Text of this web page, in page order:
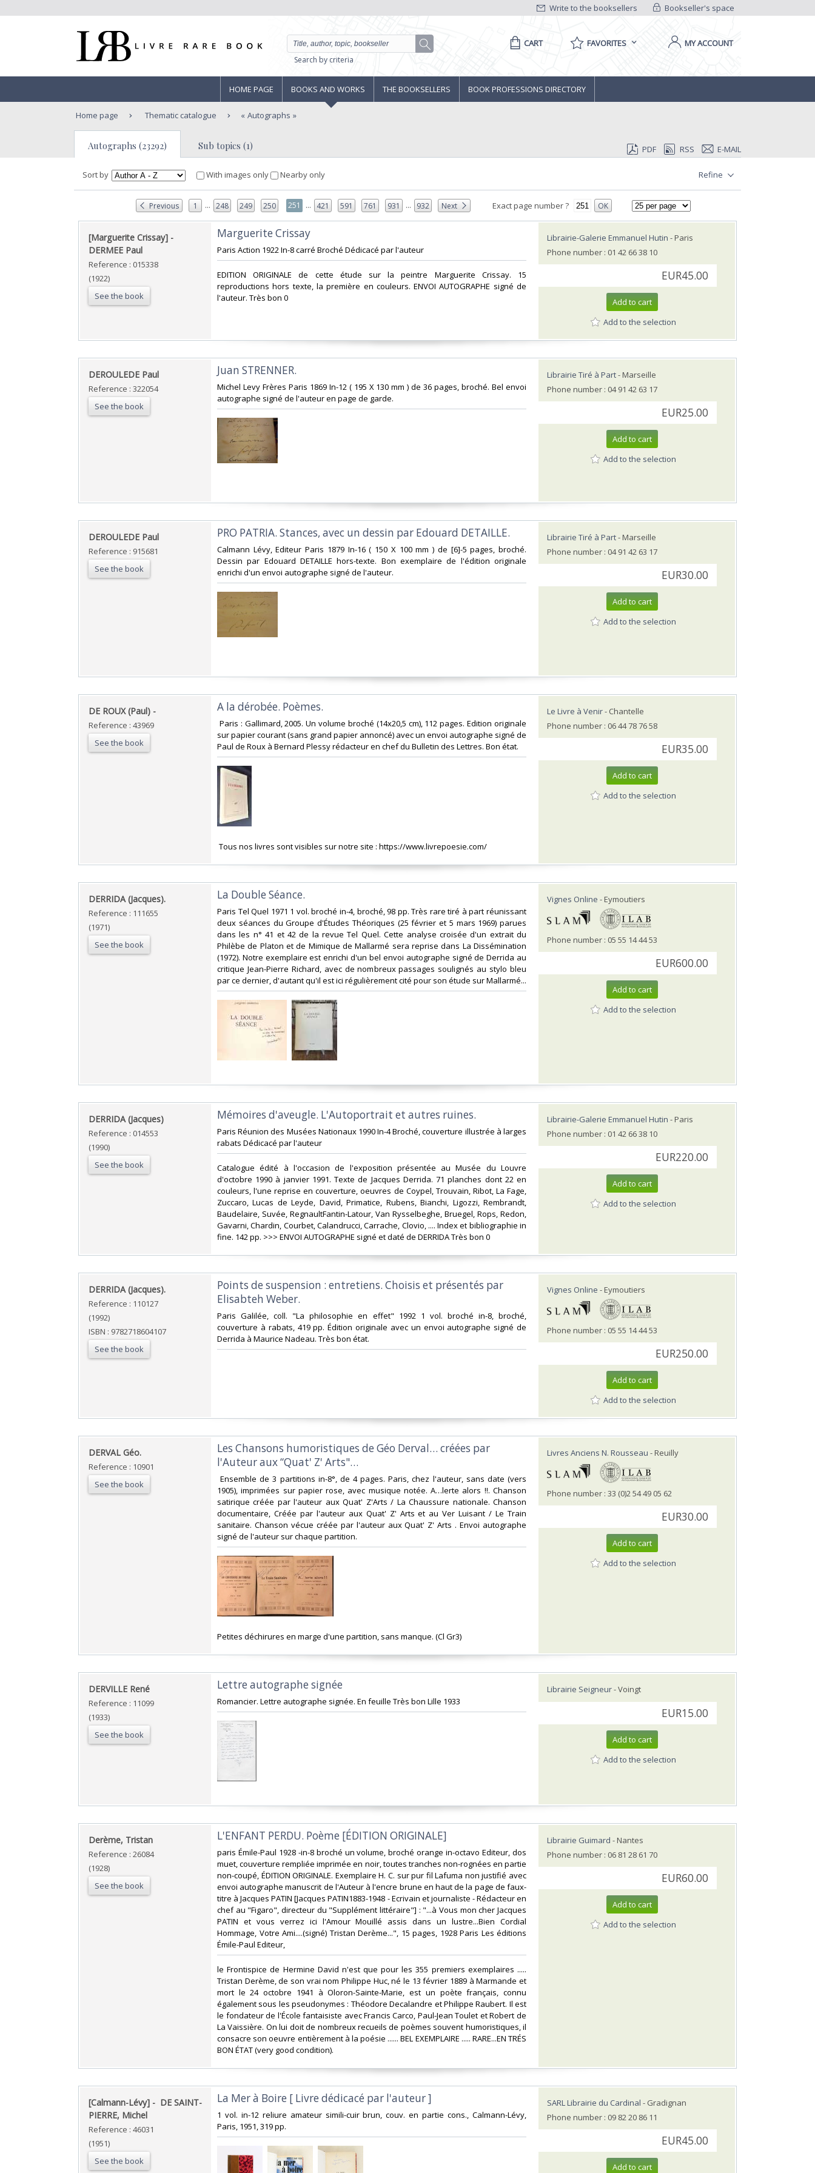
Bookseller's space
Write to the booksellers
Search by criteria
CART FAVORITES MY ACCOUNT
HOME PAGE BOOKS AND WORKS THE BOOKSELLERS BOOK PROFESSIONS DIRECTORY
Home page Thematic catalogue Autographs
Autographs (23292) Sub topics (1) PDF RSS E-MAIL
Sort by With images only Nearby only Refine
Previous 1 ... 248 249 250 251 ... 421 591 761 931 ... 932 Next Exact page number ? OK
‎[Marguerite Crissay] - ‎
‎DERMEE Paul‎
Reference : 015338
(1922)
See the book
‎Marguerite Crissay‎
‎Paris Action 1922 In-8 carré Broché Dédicacé par l'auteur‎
‎EDITION ORIGINALE de cette étude sur la peintre Marguerite Crissay. 15
reproductions hors texte, la première en couleurs. ENVOI AUTOGRAPHE signé de
l'auteur. Très bon 0‎
Librairie-Galerie Emmanuel Hutin - Paris
Phone number : 01 42 66 38 10
EUR45.00
Add to cart
Add to the selection
‎DEROULEDE Paul‎
Reference : 322054
See the book
‎Juan STRENNER.‎
‎Michel Levy Frères Paris 1869 In-12 ( 195 X 130 mm ) de 36 pages, broché. Bel envoi
autographe signé de l'auteur en page de garde.‎
Librairie Tiré à Part- Marseille
Phone number : 04 91 42 63 17
EUR25.00
Add to cart
Add to the selection
‎DEROULEDE Paul‎
Reference : 915681
See the book
‎PRO PATRIA. Stances, avec un dessin par Edouard DETAILLE.‎
‎Calmann Lévy, Editeur Paris 1879 In-16 ( 150 X 100 mm ) de [6]-5 pages, broché.
Dessin par Edouard DETAILLE hors-texte. Bon exemplaire de l'édition originale
enrichi d'un envoi autographe signé de l'auteur.‎
Librairie Tiré à Part- Marseille
Phone number : 04 91 42 63 17
EUR30.00
Add to cart
Add to the selection
‎DE ROUX (Paul) -‎
Reference : 43969
See the book
‎A la dérobée. Poèmes. ‎
‎ Paris : Gallimard, 2005. Un volume broché (14x20,5 cm), 112 pages. Edition originale
sur papier courant (sans grand papier annoncé) avec un envoi autographe signé de
Paul de Roux à Bernard Plessy rédacteur en chef du Bulletin des Lettres. Bon état. ‎
‎ Tous nos livres sont visibles sur notre site : https://www.livrepoesie.com/‎
Le Livre à Venir- Chantelle
Phone number : 06 44 78 76 58
EUR35.00
Add to cart
Add to the selection
‎DERRIDA (Jacques).‎
Reference : 111655
(1971)
See the book
‎La Double Séance. ‎
‎Paris Tel Quel 1971 1 vol. broché in-4, broché, 98 pp. Très rare tiré à part réunissant
deux séances du Groupe d'Études Théoriques (25 février et 5 mars 1969) parues
dans les n° 41 et 42 de la revue Tel Quel. Cette analyse croisée d'un extrait du
Philèbe de Platon et de Mimique de Mallarmé sera reprise dans La Dissémination
(1972). Notre exemplaire est enrichi d'un bel envoi autographe signé de Derrida au
critique Jean-Pierre Richard, avec de nombreux passages soulignés au stylo bleu
par ce dernier, d'autant qu'il est ici régulièrement cité pour son étude sur Mallarmé...‎
Vignes Online - Eymoutiers
Phone number : 05 55 14 44 53
EUR600.00
Add to cart
Add to the selection
‎DERRIDA (Jacques)‎
Reference : 014553
(1990)
See the book
‎Mémoires d'aveugle. L'Autoportrait et autres ruines.‎
‎Paris Réunion des Musées Nationaux 1990 In-4 Broché, couverture illustrée à larges
rabats Dédicacé par l'auteur‎
‎Catalogue édité à l'occasion de l'exposition présentée au Musée du Louvre
d'octobre 1990 à janvier 1991. Texte de Jacques Derrida. 71 planches dont 22 en
couleurs, l'une reprise en couverture, oeuvres de Coypel, Trouvain, Ribot, La Fage,
Zuccaro, Lucas de Leyde, David, Primatice, Rubens, Bianchi, Ligozzi, Rembrandt,
Baudelaire, Suvée, RegnaultFantin-Latour, Van Rysselbeghe, Bruegel, Rops, Redon,
Gavarni, Chardin, Courbet, Calandrucci, Carrache, Clovio, .... Index et bibliographie in
fine. 142 pp. >>> ENVOI AUTOGRAPHE signé et daté de DERRIDA Très bon 0‎
Librairie-Galerie Emmanuel Hutin - Paris
Phone number : 01 42 66 38 10
EUR220.00
Add to cart
Add to the selection
‎DERRIDA (Jacques).‎
Reference : 110127
(1992)
ISBN : 9782718604107
See the book
‎Points de suspension : entretiens. Choisis et présentés par
Elisabteh Weber.‎
‎Paris Galilée, coll. "La philosophie en effet" 1992 1 vol. broché in-8, broché,
couverture à rabats, 419 pp. Édition originale avec un envoi autographe signé de
Derrida à Maurice Nadeau. Très bon état.‎
Vignes Online - Eymoutiers
Phone number : 05 55 14 44 53
EUR250.00
Add to cart
Add to the selection
‎DERVAL Géo.‎
Reference : 10901
See the book
‎Les Chansons humoristiques de Géo Derval… créées par
l'Auteur aux “Quat' Z' Arts"…‎
‎ Ensemble de 3 partitions in-8°, de 4 pages. Paris, chez l'auteur, sans date (vers
1905), imprimées sur papier rose, avec musique notée. A…lerte alors !!. Chanson
satirique créée par l'auteur aux Quat' Z'Arts / La Chaussure nationale. Chanson
documentaire, Créée par l'auteur aux Quat' Z' Arts et au Ver Luisant / Le Train
sanitaire. Chanson vécue créée par l'auteur aux Quat' Z' Arts . Envoi autographe
signé de l'auteur sur chaque partition.‎
‎Petites déchirures en marge d'une partition, sans manque. (Cl Gr3) ‎
Livres Anciens N. Rousseau - Reuilly
Phone number : 33 (0)2 54 49 05 62
EUR30.00
Add to cart
Add to the selection
‎DERVILLE René‎
Reference : 11099
(1933)
See the book
‎Lettre autographe signée‎
‎Romancier. Lettre autographe signée. En feuille Très bon Lille 1933 ‎
Librairie Seigneur- Voingt
EUR15.00
Add to cart
Add to the selection
‎Derème, Tristan‎
Reference : 26084
(1928)
See the book
‎L'ENFANT PERDU. Poème [ÉDITION ORIGINALE]‎
‎paris Émile-Paul 1928 -in-8 broché un volume, broché orange in-octavo Editeur, dos
muet, couverture rempliée imprimée en noir, toutes tranches non-rognées en partie
non-coupé, ÉDITION ORIGINALE. Exemplaire H. C. sur pur fil Lafuma non justifié avec
envoi autographe manuscrit de l'Auteur à l'encre brune en haut de la page de faux-
titre à Jacques PATIN [Jacques PATIN1883-1948 - Ecrivain et journaliste - Rédacteur en
chef au "Figaro", directeur du "Supplément littéraire"] : "...à Vous mon cher Jacques
PATIN et vous verrez ici l'Amour Mouillé assis dans un lustre...Bien Cordial
Hommage, Votre Ami....(signé) Tristan Derème...", 15 pages, 1928 Paris Les éditions
Émile-Paul Editeur, ‎
‎le Frontispice de Hermine David n'est que pour les 355 premiers exemplaires .....
Tristan Derème, de son vrai nom Philippe Huc, né le 13 février 1889 à Marmande et
mort le 24 octobre 1941 à Oloron-Sainte-Marie, est un poète français, connu
également sous les pseudonymes : Théodore Decalandre et Philippe Raubert. Il est
le fondateur de l'École fantaisiste avec Francis Carco, Paul-Jean Toulet et Robert de
La Vaissière. On lui doit de nombreux recueils de poèmes souvent humoristiques, il
consacre son oeuvre entièrement à la poésie ...... BEL EXEMPLAIRE ..... RARE...EN TRÉS
BON ÉTAT (very good condition). ‎
Librairie Guimard - Nantes
Phone number : 06 81 28 61 70
EUR60.00
Add to cart
Add to the selection
‎[Calmann-Lévy] - ‎ ‎DE SAINT-
PIERRE, Michel‎
Reference : 46031
(1951)
See the book
‎La Mer à Boire [ Livre dédicacé par l'auteur ]‎
‎1 vol. in-12 reliure amateur simili-cuir brun, couv. en partie cons., Calmann-Lévy,
Paris, 1951, 319 pp.‎
SARL Librairie du Cardinal - Gradignan
Phone number : 09 82 20 86 11
EUR45.00
Add to cart